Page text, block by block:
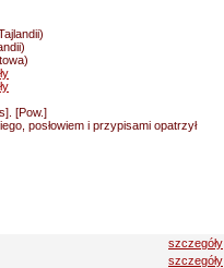
[Pow.]
posłowiem i przypisami opatrzył
szczegóły
szczegóły